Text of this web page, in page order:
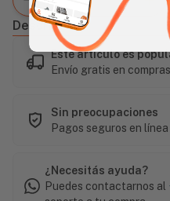
Descripción
Este artículo es
Envío gratis en
Sin preocupaciones
Pagos seguros en
¿Necesitás ayuda?
Puedes contactarnos al